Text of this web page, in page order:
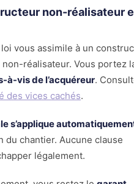
non-réalisateur
vous assimile à un
réalisateur. Vous portez
à-vis de l’acquéreur.
des vices cachés.
s’applique
du chantier. Aucune clause
légalement.